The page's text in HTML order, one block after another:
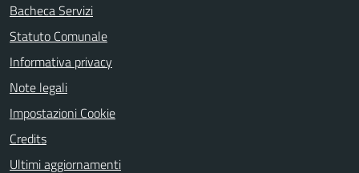
Bacheca Servizi
Statuto Comunale
Informativa privacy
Note legali
Impostazioni Cookie
Credits
Ultimi aggiornamenti